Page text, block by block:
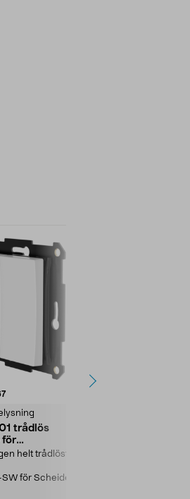
recensioner
trådlös
för
helt trådlöst –
för Scheider
av 5 stjärnor